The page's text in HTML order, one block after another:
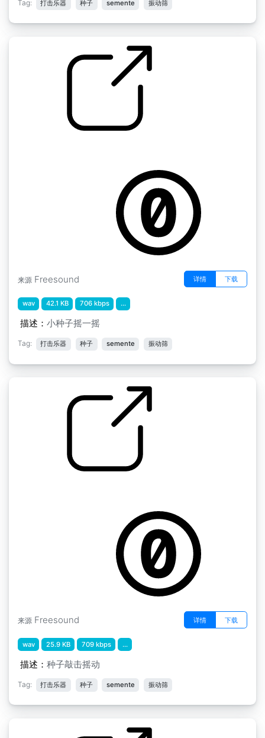
Tag: 打击乐器 种子 semente 振动筛
来源 Freesound 详情 下载
wav 42.1 KB 706 kbps ...
描述： 小种子摇一摇
Tag: 打击乐器 种子 semente 振动筛
来源 Freesound 详情 下载
wav 25.9 KB 709 kbps ...
描述： 种子敲击摇动
Tag: 打击乐器 种子 semente 振动筛